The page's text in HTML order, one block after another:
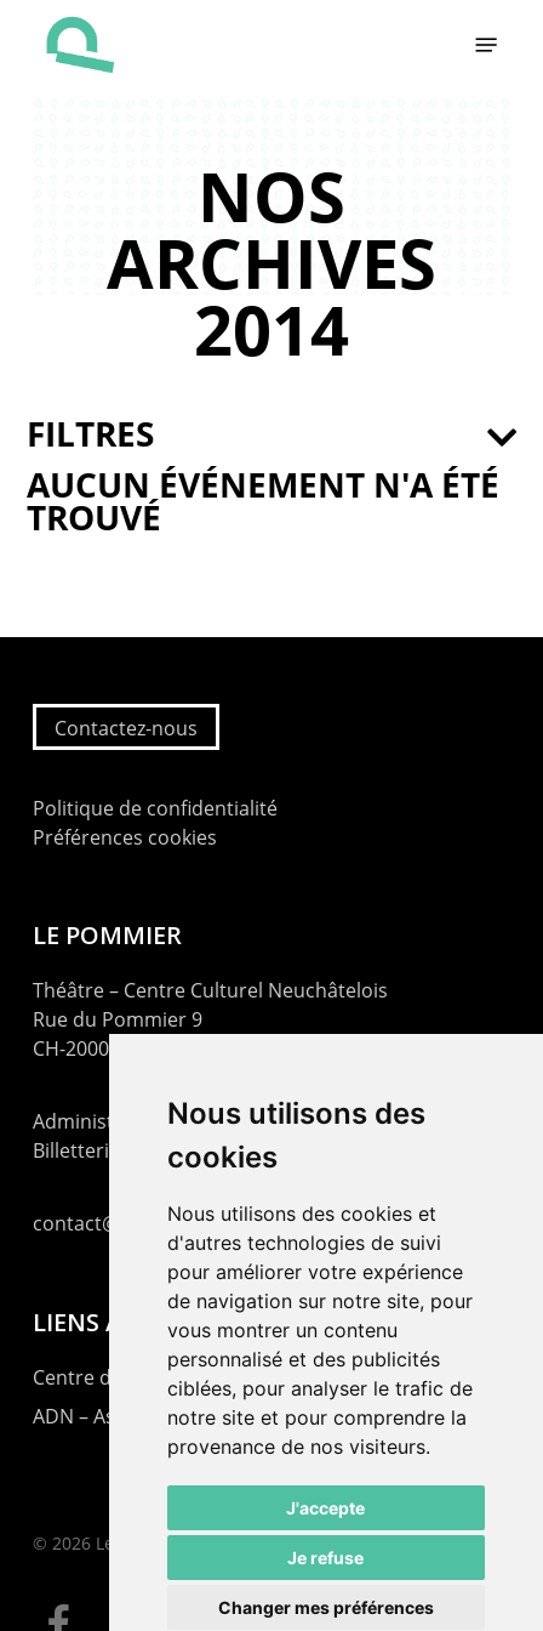
Nous utilisons des
cookies
Nous utilisons des cookies et
d'autres technologies de suivi
pour améliorer votre expérience
de navigation sur notre site, pour
vous montrer un contenu
personnalisé et des publicités
ciblées, pour analyser le trafic de
notre site et pour comprendre la
provenance de nos visiteurs.
J'accepte
Je refuse
Changer mes préférences
NOS
ARCHIVES
2014
AUCUN ÉVÉNEMENT N'A ÉTÉ
TROUVÉ
FILTRES
Contactez-nous
Politique de confidentialité
Préférences cookies
LE POMMIER
Théâtre – Centre Culturel Neuchâtelois
Rue du Pommier 9
CH-2000 Neuchâtel
Administration : +41 32 725 03 03
Billetterie : +41 32 725 05 05
contact@lepommier.ch
LIENS AMIS
Centre de culture ABC
ADN – Association Danse Neuchâtel
© 2026 Le Pommier.
facebook email